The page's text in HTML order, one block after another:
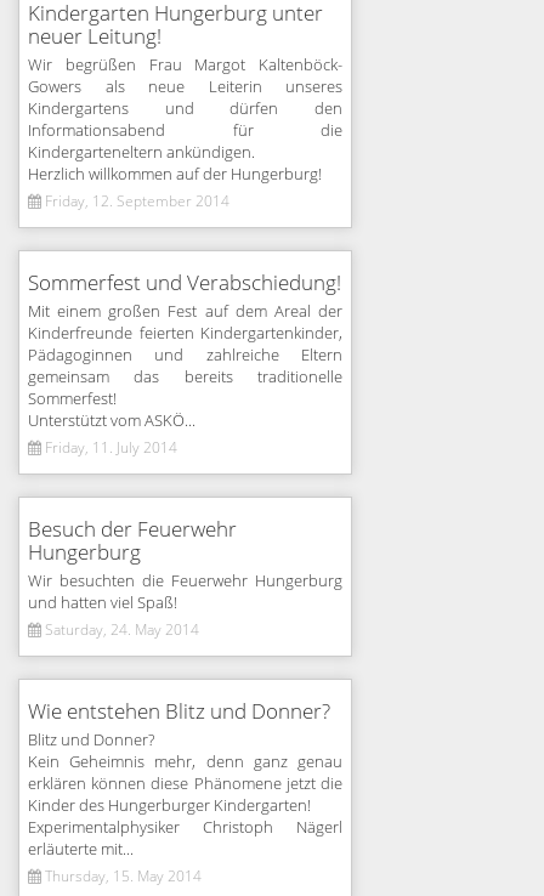
Kindergarten Hungerburg unter
neuer Leitung!
Wir begrüßen Frau Margot Kaltenböck-
Gowers als neue Leiterin unseres
Kindergartens und dürfen den
Informationsabend für die
Kindergarteneltern ankündigen.
Herzlich willkommen auf der Hungerburg!
Friday, 12. September 2014
Sommerfest und Verabschiedung!
Mit einem großen Fest auf dem Areal der
Kinderfreunde feierten Kindergartenkinder,
Pädagoginnen und zahlreiche Eltern
gemeinsam das bereits traditionelle
Sommerfest!
Unterstützt vom ASKÖ...
Friday, 11. July 2014
Besuch der Feuerwehr
Hungerburg
Wir besuchten die Feuerwehr Hungerburg
und hatten viel Spaß!
Saturday, 24. May 2014
Wie entstehen Blitz und Donner?
Blitz und Donner?
Kein Geheimnis mehr, denn ganz genau
erklären können diese Phänomene jetzt die
Kinder des Hungerburger Kindergarten!
Experimentalphysiker Christoph Nägerl
erläuterte mit...
Thursday, 15. May 2014